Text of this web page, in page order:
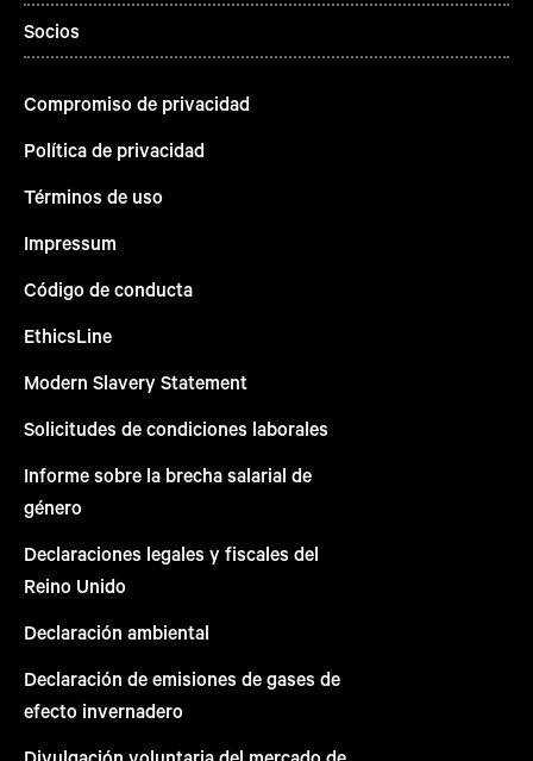
Socios
Compromiso de privacidad
Política de privacidad
Términos de uso
Impressum
Código de conducta
EthicsLine
Modern Slavery Statement
Solicitudes de condiciones laborales
Informe sobre la brecha salarial de
género
Declaraciones legales y fiscales del
Reino Unido
Declaración ambiental
Declaración de emisiones de gases de
efecto invernadero